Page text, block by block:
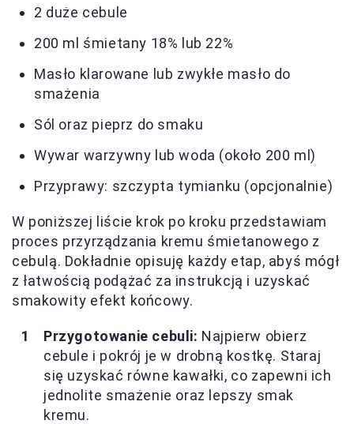
2 duże cebule
200 ml śmietany 18% lub 22%
Masło klarowane lub zwykłe masło do
smażenia
Sól oraz pieprz do smaku
Wywar warzywny lub woda (około 200 ml)
Przyprawy: szczypta tymianku (opcjonalnie)
W poniższej liście krok po kroku przedstawiam
proces przyrządzania kremu śmietanowego z
cebulą. Dokładnie opisuję każdy etap, abyś mógł
z łatwością podążać za instrukcją i uzyskać
smakowity efekt końcowy.
Przygotowanie cebuli: Najpierw obierz
cebule i pokrój je w drobną kostkę. Staraj
się uzyskać równe kawałki, co zapewni ich
jednolite smażenie oraz lepszy smak
kremu.